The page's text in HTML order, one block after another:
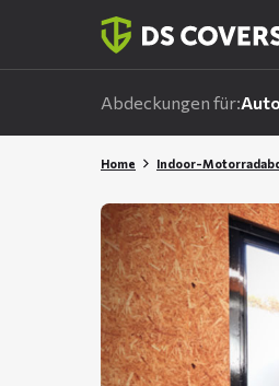
Abdeckungen für:
Home Indoor-